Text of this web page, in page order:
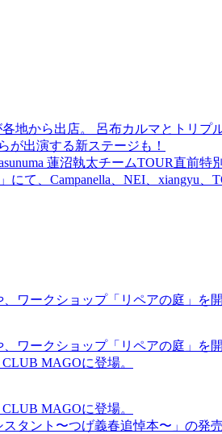
地から出店。 呂布カルマとトリプ
が出演する新ステージも！
蓮沼執太チームTOUR直前特
て、Campanella、NEI、xiangyu
ワークショップ「リペアの庭」を開
ワークショップ「リペアの庭」を開
MAGOに登場。
MAGOに登場。
タント〜つげ義春追悼本〜」の発